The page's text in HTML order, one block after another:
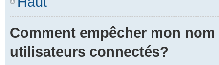
Comment empêcher mon
utilisateurs connectés?